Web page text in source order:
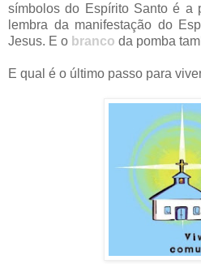
símbolos do Espírito Santo é a
lembra da manifestação do
Jesus. E o branco da pomba
E qual é o último passo para